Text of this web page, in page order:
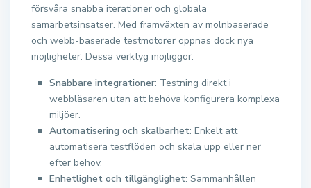
försvåra snabba iterationer och globala
samarbetsinsatser. Med framväxten av molnbaserade
och webb-baserade testmotorer öppnas dock nya
möjligheter. Dessa verktyg möjliggör:
Snabbare integrationer: Testning direkt i
webbläsaren utan att behöva konfigurera komplexa
miljöer.
Automatisering och skalbarhet: Enkelt att
automatisera testflöden och skala upp eller ner
efter behov.
Enhetlighet och tillgänglighet: Sammanhållen